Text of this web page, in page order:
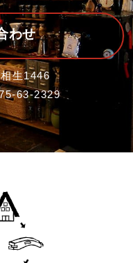
わせ
生1446
63-2329